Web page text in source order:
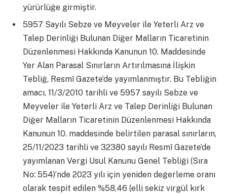
yürürlüğe girmiştir.
5957 Sayılı Sebze ve Meyveler ile Yeterli Arz ve
Talep Derinliği Bulunan Diğer Malların Ticaretinin
Düzenlenmesi Hakkında Kanunun 10. Maddesinde
Yer Alan Parasal Sınırların Artırılmasına İlişkin
Tebliğ, Resmî Gazete’de yayımlanmıştır. Bu Tebliğin
amacı, 11/3/2010 tarihli ve 5957 sayılı Sebze ve
Meyveler ile Yeterli Arz ve Talep Derinliği Bulunan
Diğer Malların Ticaretinin Düzenlenmesi Hakkında
Kanunun 10. maddesinde belirtilen parasal sınırların,
25/11/2023 tarihli ve 32380 sayılı Resmî Gazete’de
yayımlanan Vergi Usul Kanunu Genel Tebliği (Sıra
No: 554)’nde 2023 yılı için yeniden değerleme oranı
olarak tespit edilen %58,46 (elli sekiz virgül kırk